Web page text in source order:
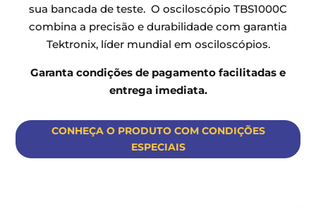
sua bancada de teste. O osciloscópio TBS1000C
combina a precisão e durabilidade com garantia
Tektronix, líder mundial em osciloscópios.
Garanta condições de pagamento facilitadas e
entrega imediata.
CONHEÇA O PRODUTO COM CONDIÇÕES
ESPECIAIS